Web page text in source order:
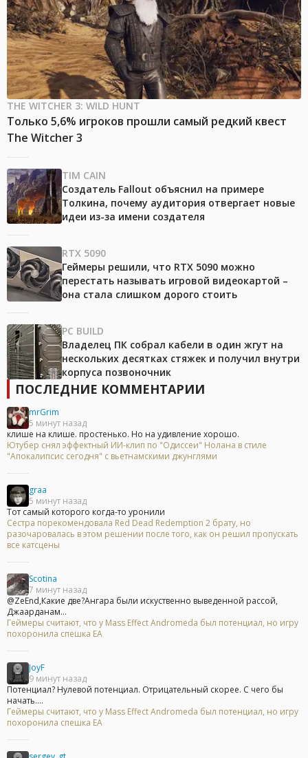
THE WITCHER 3: WILD HUNT
Только 5,6% игроков прошли самый редкий квест
The Witcher 3
TIM CAIN
Создатель Fallout объяснил на примере
Толкина, почему аудитория отвергает новые
идеи из-за имени создателя
RTX 5090
Геймеры решили, что RTX 5090 можно
перестать называть игровой видеокартой –
она стала слишком дорого стоить
PC BUILD
Владелец ПК собрал кабели в один жгут на
нескольких десятках стяжек и получил внутри
корпуса позвоночник
ПОСЛЕДНИЕ КОММЕНТАРИИ
mrGrim
5 минут назад
клише на клише. простенько. Но на удивление хорошо.
Ютубер снял эффектный ИИ-клип по "Одиссеи" Нолана в стиле
"Апокалипсис сегодня" с вьетнамскими джунглями
graa
5 минут назад
Тот самый которого когда-то уронили
Сестра порекомендовала Red Dead Redemption 2 брату, но
разочаровалась в этом решении после того, как он решил пропускать
все катсцены
Scotina
7 минут назад
@ZeEnd,Какие две?Ангара были искуственно выведенной рассой,
Джаарданам...
Геймеры считают, что у Mass Effect Andromeda был потенциал, но игру
похоронила спешка EA
JoyF
9 минут назад
Потенциал? Нулевой потенциал. Отрицательный скорее. С чего бы
начать....
Геймеры считают, что у Mass Effect Andromeda был потенциал, но игру
похоронила спешка EA